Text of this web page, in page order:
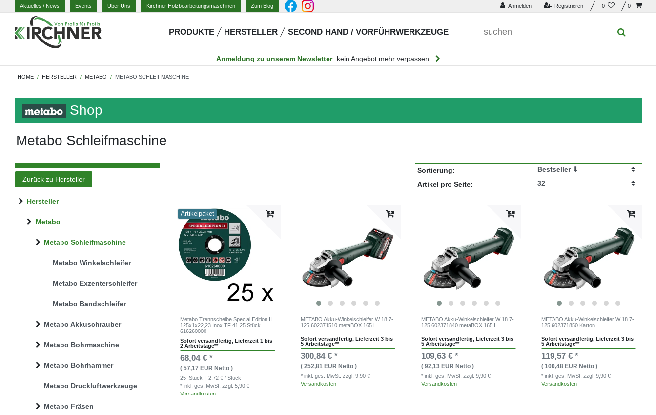
Anmelden Registrieren 0 0
Aktuelles / News Events Über Uns Kirchner Holzbearbeitungsmaschinen Zum Blog
PRODUKTE HERSTELLER SECOND HAND / VORFÜHRWERKZEUGE
Anmeldung zu unserem Newsletter kein Angebot mehr verpassen!
HOME HERSTELLER METABO METABO SCHLEIFMASCHINE
Shop
Metabo Schleifmaschine
Zurück zu Hersteller
Hersteller
Metabo
Metabo Akkuschrauber
Metabo Bohrmaschine
Metabo Bohrhammer
Metabo Druckluftwerkzeuge
Metabo Fräsen
Metabo Schleifmaschine
Metabo Winkelschleifer
Metabo Exzenterschleifer
Metabo Bandschleifer
Sortierung:
Artikel pro Seite:
Artikelpaket
Metabo Trennscheibe Special Edition II
125x1x22,23 Inox TF 41 25 Stück
616260000
Sofort versandfertig, Lieferzeit 1 bis
2 Arbeitstage**
68,04 € *
( 57,17 EUR Netto )
25 Stück
| 2,72 € / Stück
* inkl. ges. MwSt.zzgl. 5,90 €
Versandkosten
METABO Akku-Winkelschleifer W 18 7-
125 602371510 metaBOX 165 L
Sofort versandfertig, Lieferzeit 3 bis
5 Arbeitstage**
300,84 € *
( 252,81 EUR Netto )
* inkl. ges. MwSt. zzgl. 9,90 €
Versandkosten
METABO Akku-Winkelschleifer W 18 7-
125 602371840 metaBOX 165 L
Sofort versandfertig, Lieferzeit 3 bis
5 Arbeitstage**
109,63 € *
( 92,13 EUR Netto )
* inkl. ges. MwSt. zzgl. 9,90 €
Versandkosten
METABO Akku-Winkelschleifer W 18 7-
125 602371850 Karton
Sofort versandfertig, Lieferzeit 3 bis
5 Arbeitstage**
119,57 € *
( 100,48 EUR Netto )
* inkl. ges. MwSt.zzgl. 9,90 €
Versandkosten